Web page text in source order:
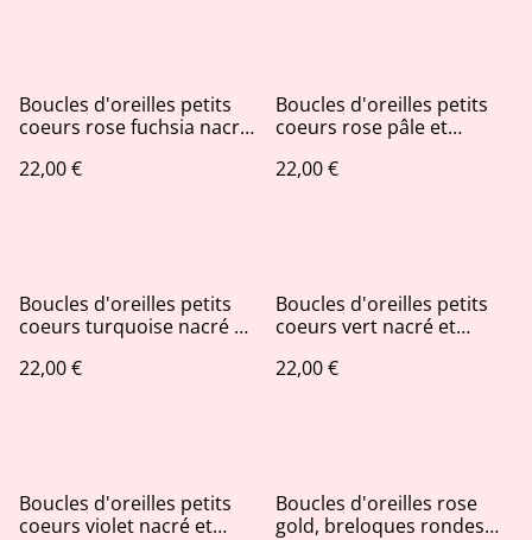
Boucles d'oreilles petits
coeurs rose fuchsia nacré
foncé AB
22,00 €
Boucles d'oreilles petits
coeurs rose pâle et
irisées
22,00 €
Boucles d'oreilles petits
coeurs turquoise nacré et
irisées
22,00 €
Boucles d'oreilles petits
coeurs vert nacré et
irisées
22,00 €
Boucles d'oreilles petits
coeurs violet nacré et
%
Boucles d'oreilles rose
gold, breloques rondes